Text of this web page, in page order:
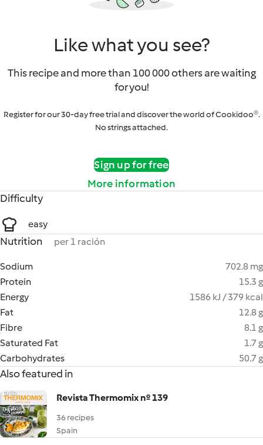
Like what you see?
This recipe and more than 100 000 others are waiting
for you!
Register for our 30-day free trial and discover the world of Cookidoo®.
No strings attached.
Sign up for free
More information
Difficulty
easy
Nutrition per 1 ración
Sodium
702.8 mg
Protein
15.3 g
Energy
1586 kJ / 379 kcal
Fat
12.8 g
Fibre
8.1 g
Saturated Fat
1.7 g
Carbohydrates
50.7 g
Also featured in
Revista Thermomix nº 139
36 recipes
Spain